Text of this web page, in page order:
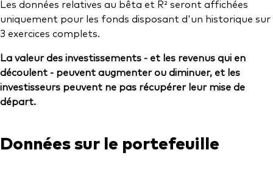
Les données relatives au bêta et R² seront affichées
uniquement pour les fonds disposant d'un historique sur
3 exercices complets.
La valeur des investissements - et les revenus qui en
découlent - peuvent augmenter ou diminuer, et les
investisseurs peuvent ne pas récupérer leur mise de
départ.
Données sur le portefeuille